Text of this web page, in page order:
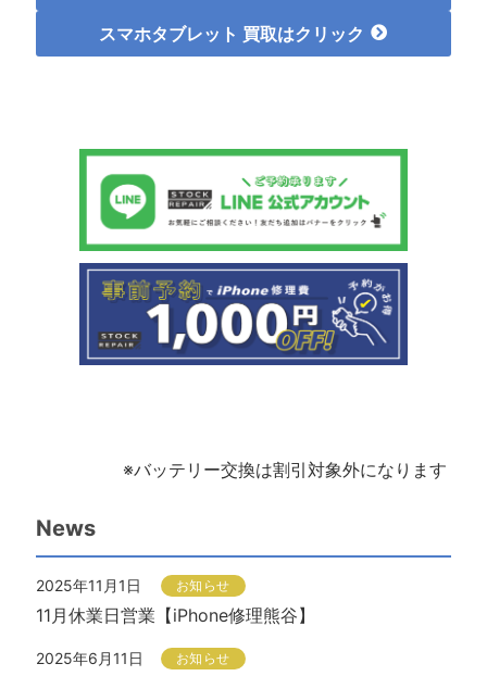
スマホタブレット 買取はクリック
※バッテリー交換は割引対象外になります
News
2025年11月1日 お知らせ
11月休業日営業【iPhone修理熊谷】
2025年6月11日 お知らせ